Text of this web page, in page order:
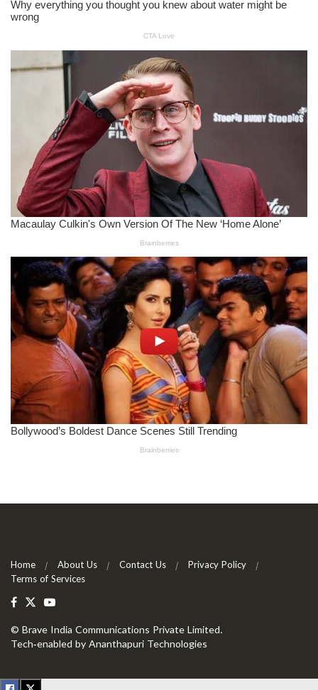
Home About Us Contact Us
Privacy Policy
Terms of Services
© Brave India Communications Private Limited.
Tech-enabled by Ananthapuri Technologies